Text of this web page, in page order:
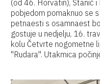
(od 46. Horvatin), Stanić
pobjedom pomaknuo se
petnaesti s osamnaest
gostuje u nedjelju, 16.
kolu Četvrte nogometne
"Rudara". Utakmica